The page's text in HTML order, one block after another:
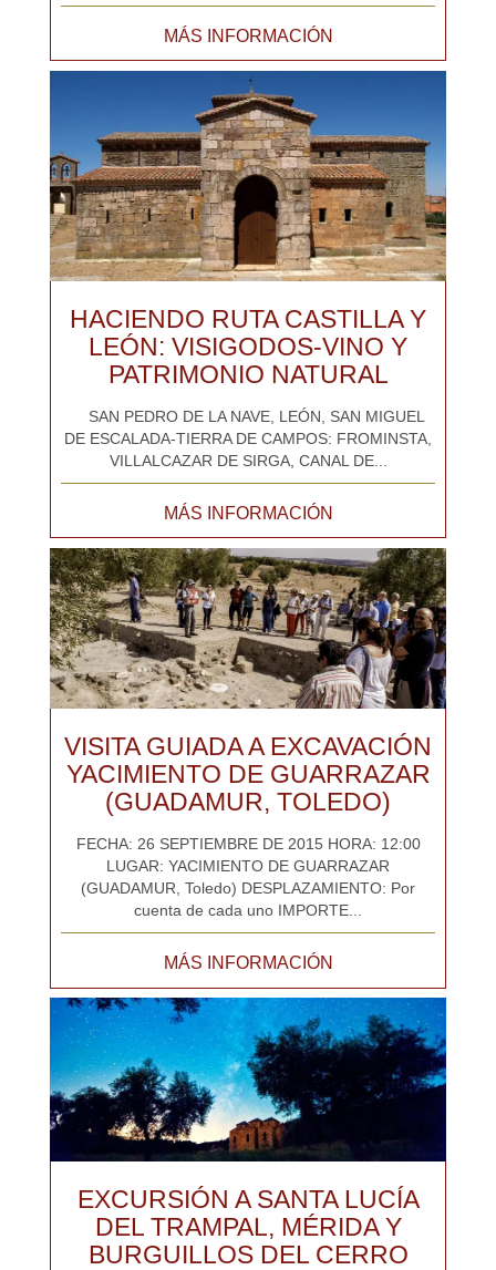
MÁS INFORMACIÓN
HACIENDO RUTA CASTILLA Y
LEÓN: VISIGODOS-VINO Y
PATRIMONIO NATURAL
SAN PEDRO DE LA NAVE, LEÓN, SAN MIGUEL
DE ESCALADA-TIERRA DE CAMPOS: FROMINSTA,
VILLALCAZAR DE SIRGA, CANAL DE...
MÁS INFORMACIÓN
VISITA GUIADA A EXCAVACIÓN
YACIMIENTO DE GUARRAZAR
(GUADAMUR, TOLEDO)
FECHA: 26 SEPTIEMBRE DE 2015 HORA: 12:00
LUGAR: YACIMIENTO DE GUARRAZAR
(GUADAMUR, Toledo) DESPLAZAMIENTO: Por
cuenta de cada uno IMPORTE...
MÁS INFORMACIÓN
EXCURSIÓN A SANTA LUCÍA
DEL TRAMPAL, MÉRIDA Y
BURGUILLOS DEL CERRO